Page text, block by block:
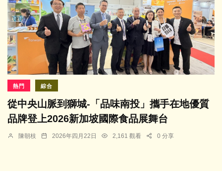
熱門 綜合
從中央山脈到獅城-「品味南投」攜手在地優質
品牌登上2026新加坡國際食品展舞台
陳朝枝 2026年四月22日 2,161 觀看 0 分享